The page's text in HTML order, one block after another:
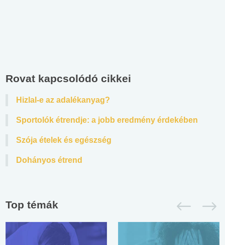
Rovat kapcsolódó cikkei
Hizlal-e az adalékanyag?
Sportolók étrendje: a jobb eredmény érdekében
Szója ételek és egészség
Dohányos étrend
Top témák